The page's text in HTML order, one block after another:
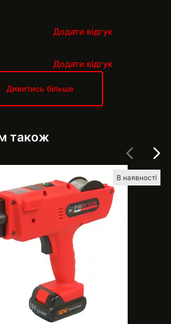
Додати відгук
Додати відгук
Дивитись більше
також
В наявності